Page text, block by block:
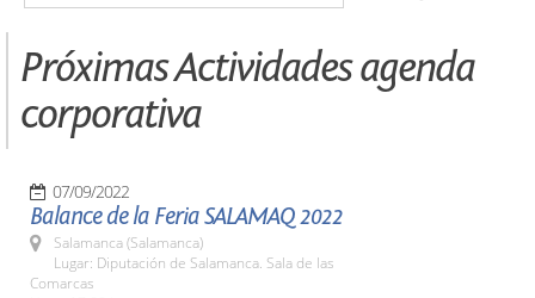
Próximas Actividades agenda
corporativa
07/09/2022
Balance de la Feria SALAMAQ 2022
Salamanca (Salamanca)
Lugar: Diputación de Salamanca. Sala de las
Comarcas